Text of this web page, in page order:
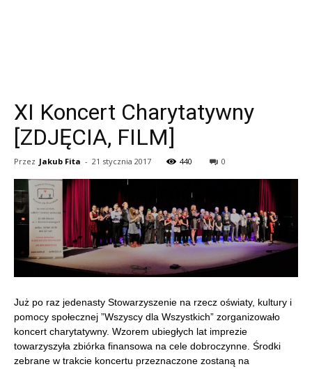
XI Koncert Charytatywny
[ZDJĘCIA, FILM]
Przez Jakub Fita - 21 stycznia 2017 440 0
Już po raz jedenasty Stowarzyszenie na rzecz oświaty, kultury i
pomocy społecznej ”Wszyscy dla Wszystkich” zorganizowało
koncert charytatywny. Wzorem ubiegłych lat imprezie
towarzyszyła zbiórka finansowa na cele dobroczynne. Środki
zebrane w trakcie koncertu przeznaczone zostaną na